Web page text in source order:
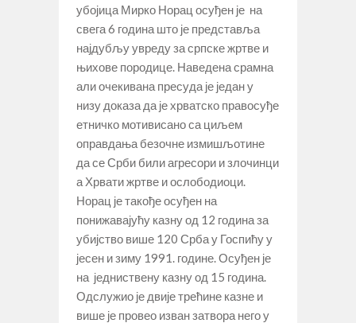
убојица Мирко Норац осуђен је на
свега 6 година што је представља
најдубљу увреду за српске жртве и
њихове породице. Наведена срамна
али очекивана пресуда је један у
низу доказа да је хрватско правосуђе
етничко мотивисано са циљем
оправдања безочне измишљотине
да се Срби били агресори и злочинци
а Хрвати жртве и ослободиоци.
Норац је такође осуђен на
понижавајућу казну од 12 година за
убијство више 120 Срба у Госпићу у
јесен и зиму 1991. године. Осуђен је
на једниствену казну од 15 година.
Одслужио је двије трећине казне и
више је провео изван затвора него у